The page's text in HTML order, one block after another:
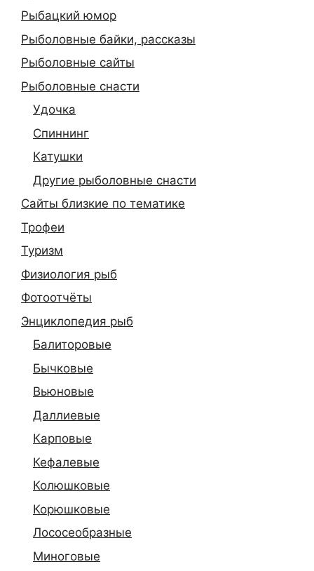
Рыбацкий юмор
Рыболовные байки, рассказы
Рыболовные сайты
Рыболовные снасти
Удочка
Спиннинг
Катушки
Другие рыболовные снасти
Сайты близкие по тематике
Трофеи
Туризм
Физиология рыб
Фотоотчёты
Энциклопедия рыб
Балиторовые
Бычковые
Вьюновые
Даллиевые
Карповые
Кефалевые
Колюшковые
Корюшковые
Лососеобразные
Миноговые